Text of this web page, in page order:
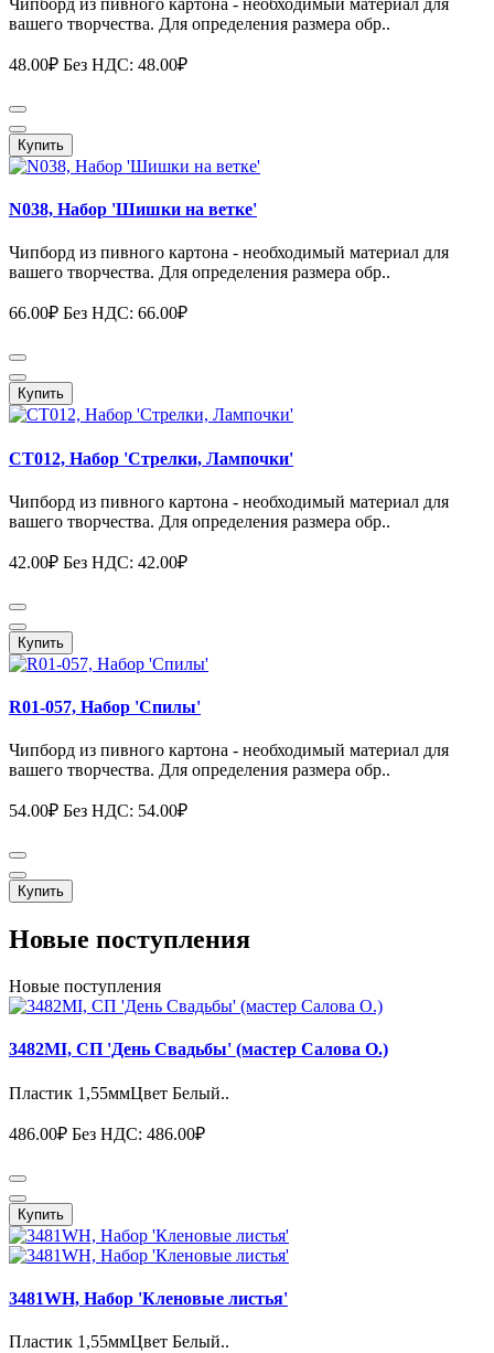
вашего творчества. Для определения размера обр..
48.00₽ Без НДС: 48.00₽
Купить
N038, Набор 'Шишки на ветке'
Чипборд из пивного картона - необходимый материал для
вашего творчества. Для определения размера обр..
66.00₽ Без НДС: 66.00₽
Купить
СТ012, Набор 'Стрелки, Лампочки'
Чипборд из пивного картона - необходимый материал для
вашего творчества. Для определения размера обр..
42.00₽ Без НДС: 42.00₽
Купить
R01-057, Набор 'Спилы'
Чипборд из пивного картона - необходимый материал для
вашего творчества. Для определения размера обр..
54.00₽ Без НДС: 54.00₽
Купить
Новые поступления
Новые поступления
3482MI, СП 'День Свадьбы' (мастер Салова О.)
Пластик 1,55ммЦвет Белый..
486.00₽ Без НДС: 486.00₽
Купить
3481WH, Набор 'Кленовые листья'
Пластик 1,55ммЦвет Белый..